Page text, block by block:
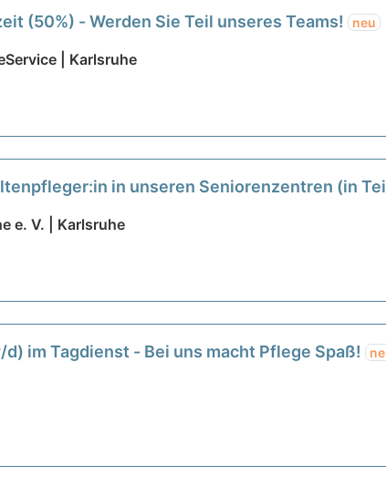
(50%) - Werden Sie Teil unseres Teams! neu
| Karlsruhe
in unseren Seniorenzentren (in
e. V. | Karlsruhe
im Tagdienst - Bei uns macht Pflege Spaß!